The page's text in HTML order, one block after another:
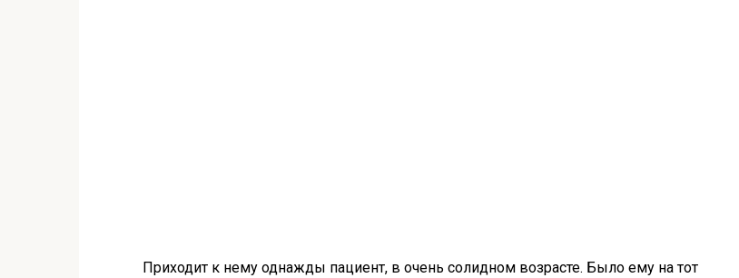
Приходит к нему однажды пациент, в очень солидном возрасте. Было ему на тот